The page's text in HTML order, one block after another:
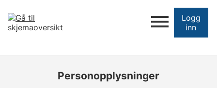
Logg
inn
Personopplysninger